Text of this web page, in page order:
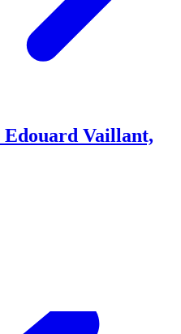
Edouard Vaillant,